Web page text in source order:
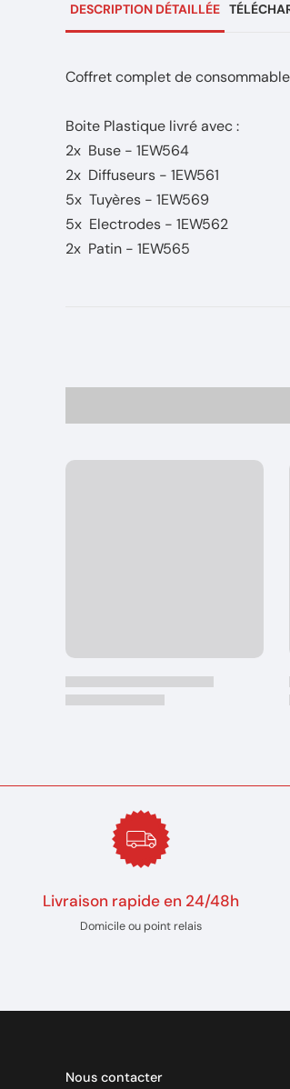
DESCRIPTION DÉTAILLÉE
Coffret complet de
Boite Plastique livré avec :
2x Buse - 1EW564
2x Diffuseurs - 1EW561
5x Tuyères - 1EW569
5x Electrodes - 1EW562
2x Patin - 1EW565
Livraison rapide en 24/48h
Domicile ou point relais
Nous contacter